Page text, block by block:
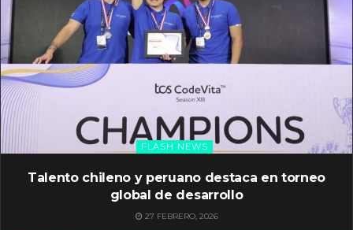
FLASH NEWS
Talento chileno y peruano destaca en torneo
global de desarrollo
27 FEBRERO, 2026